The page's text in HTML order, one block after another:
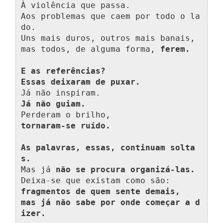
À violência que passa.
Aos problemas que caem por todo o la
do.
Uns mais duros, outros mais banais,
mas todos, de alguma forma, ferem.
E as referências?
Essas deixaram de puxar.
Já não guiam.
tornaram-se ruído.
As palavras, essas, continuam solta
s.
Mas já não se procura organizá-las.
fragmentos de quem sente demais,
mas já não sabe por onde começar a d
izer.